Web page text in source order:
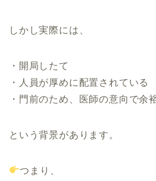
しかし実際には、
・開局したて
・人員が厚めに配置されている
・門前のため、医師の意向で余
という背景があります。
つまり、